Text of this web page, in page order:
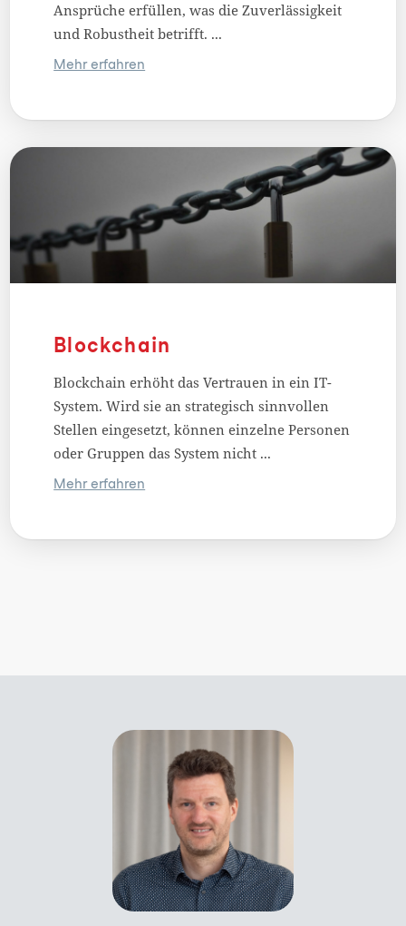
Ansprüche erfüllen, was die Zuverlässigkeit
und Robustheit betrifft. ...
Mehr erfahren
Blockchain
Blockchain erhöht das Vertrauen in ein IT-
System. Wird sie an strategisch sinnvollen
Stellen eingesetzt, können einzelne Personen
oder Gruppen das System nicht ...
Mehr erfahren